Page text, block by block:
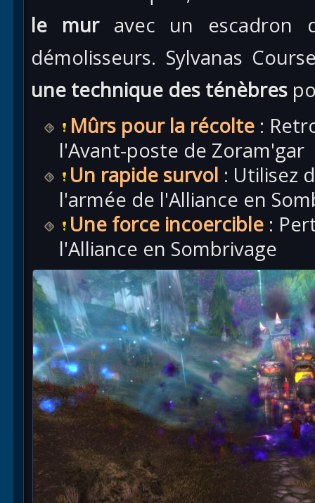
le muravec un escadron
démolisseurs. Sylvanas
une technique des ténèbres
Mûrs pour la récolte :
l'Avant-poste de Zoram'gar
Un rapide survol : Utilisez
l'armée de l'Alliance en
Une force incoercible :
l'Alliance en Sombrivage